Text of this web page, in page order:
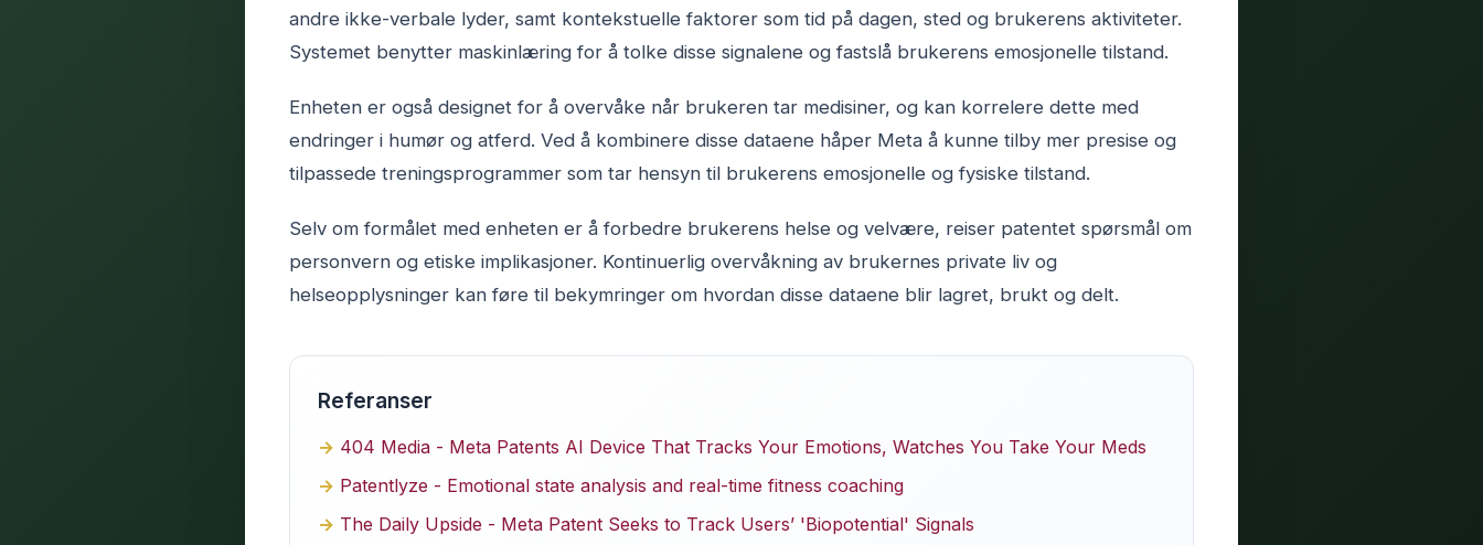
andre ikke-verbale lyder, samt kontekstuelle faktorer som tid på dagen, sted og brukerens aktiviteter.
Systemet benytter maskinlæring for å tolke disse signalene og fastslå brukerens emosjonelle tilstand.
Enheten er også designet for å overvåke når brukeren tar medisiner, og kan korrelere dette med
endringer i humør og atferd. Ved å kombinere disse dataene håper Meta å kunne tilby mer presise og
tilpassede treningsprogrammer som tar hensyn til brukerens emosjonelle og fysiske tilstand.
Selv om formålet med enheten er å forbedre brukerens helse og velvære, reiser patentet spørsmål om
personvern og etiske implikasjoner. Kontinuerlig overvåkning av brukernes private liv og
helseopplysninger kan føre til bekymringer om hvordan disse dataene blir lagret, brukt og delt.
Referanser
404 Media - Meta Patents AI Device That Tracks Your Emotions, Watches You Take Your Meds
Patentlyze - Emotional state analysis and real-time fitness coaching
The Daily Upside - Meta Patent Seeks to Track Users’ 'Biopotential' Signals